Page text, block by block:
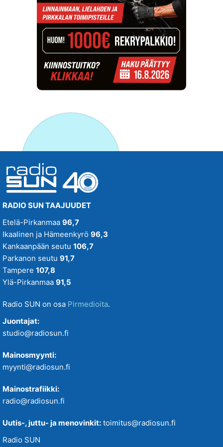
RADIO SUN TAAJUUDET
Etelä-Pirkanmaa 96,7
Ikaalinen ja Hämeenkyrö 96,3
Kankaanpään seutu 106,7
Parkanon seutu 91,7
Tampere 107,8
Ylä-Pirkanmaa 91,5
Radio SUN on osa Pirmedioita.
Juontajat:
studio@radiosun.fi
Mainosmyynti:
myynti@radiosun.fi
Mainostrafiikki:
radio@radiosun.fi
Uutis-, juttu- ja menovinkit: toimitus@radiosun.fi
Radio SUN